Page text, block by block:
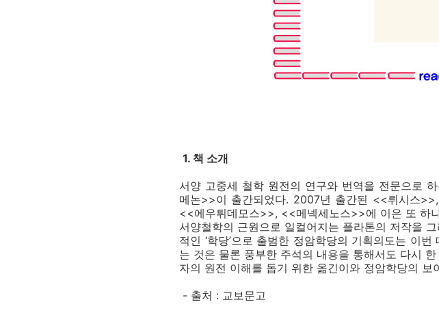
1. 책 소개
서양 고중세 철학 원전의 연구와 번역을 전문으로
메논>>이 출간되었다. 2007년 출간된 <<뤼시스
<<에우튀데모스>>, <<메넥세노스>>에 이은 또 하
서양철학의 근원으로 일컬어지는 플라톤의 저작을
적인 ‘학당’으로 출범한 정암학당의 기획의도는 이
는 것은 물론 풍부한 주석의 내용을 통해서도 다시
자의 원전 이해를 돕기 위한 옮긴이와 정암학당의 보
- 출처 : 교보문고